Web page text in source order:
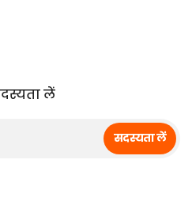
लें
सदस्यता लें